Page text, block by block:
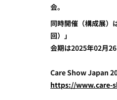
会。
同時開催（構成展）
回）」
会期は2025年02月
Care Show Japan
https://www.care-